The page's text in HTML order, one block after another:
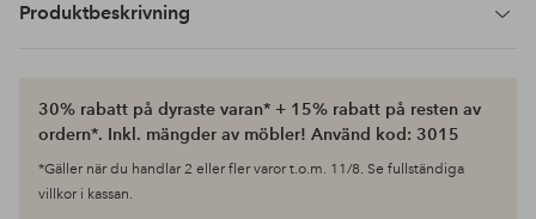
Produktbeskrivning
30% rabatt på dyraste varan* + 15% rabatt på resten av
ordern*. Inkl. mängder av möbler! Använd kod: 3015
*Gäller när du handlar 2 eller fler varor t.o.m. 11/8. Se fullständiga
villkor i kassan.